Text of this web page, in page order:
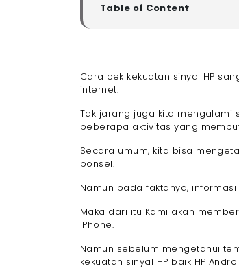
Table of Content
▼
- 2. Cara Cek Kekuatan
- 1. Cara Cek Kekuatan
- 2. Cara Cek Kekuatan
- 3. Melalui Pengaturan
Faktor-faktor yang
- 3. Kondisi Cuaca
- 5. Gangguan Elektronik
- 6. Baterai HP Lemah
Cara cek kekuatan sinyal HP
internet.
Tak jarang juga kita mengalami
beberapa aktivitas yang
Secara umum, kita bisa
ponsel.
Namun pada faktanya,
Maka dari itu Kami akan
iPhone.
Namun sebelum mengetahui
kekuatan sinyal HP baik HP